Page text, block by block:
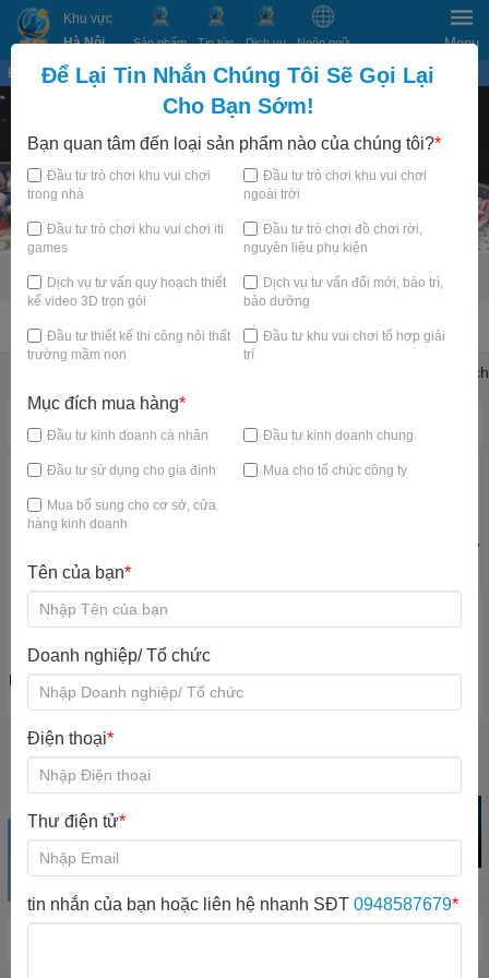
Khu vực
Hà Nội
Sản phẩm Tin tức Dịch vụ Ngôn ngữ Menu
Bạn đang xem tại
TRANG CHỦ
Thử
Danh mục nổi bật
vui chơi
Đào tạo nhân sự
Nội quy quy định Mổ rộng khu vui
chơi
Khu vui chơi
trong nhà
Trampoline park Iti Game Giải trí
Để Lại Tin Nhắn Chúng Tôi Sẽ Gọi Lại
Cho Bạn Sớm!
Bạn quan tâm đến loại sản phẩm nào của chúng tôi?*
Đầu tư trò chơi khu vui chơi
trong nhà
Đầu tư trò chơi khu vui chơi
ngoài trời
Đầu tư trò chơi khu vui chơi iti
games
Đầu tư trò chơi đồ chơi rời,
nguyên liệu phụ kiện
Dịch vụ tư vấn quy hoạch thiết
kế video 3D trọn gói
Dịch vụ tư vấn đổi mới, bảo trì,
bảo dưỡng
Đầu tư thiết kế thi công nội thất
trường mầm non
Đầu tư khu vui chơi tổ hợp giải
trí
Mục đích mua hàng*
Đầu tư kinh doanh cá nhân Đầu tư kinh doanh chung
Đầu tư sử dụng cho gia đình Mua cho tổ chức công ty
Mua bổ sung cho cơ sở, cửa
hàng kinh doanh
Tên của bạn*
Doanh nghiệp/ Tổ chức
Điện thoại*
Thư điện tử*
tin nhắn của bạn hoặc liên hệ nhanh SĐT 0948587679*